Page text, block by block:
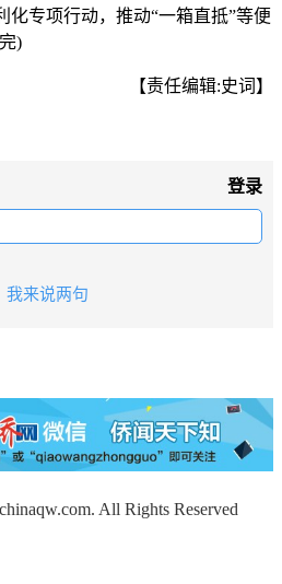
化专项行动，推动“一箱直抵”等便
)
【责任编辑:史词】
登录
我来说两句
chinaqw.com. All Rights Reserved